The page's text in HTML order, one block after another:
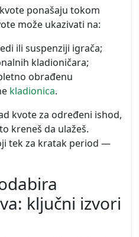
ponašaju tokom
može ukazivati na:
ili suspenziji igrača;
kladioničara;
obrađenu
kladionica.
kvote za određeni ishod,
kreneš da ulažeš.
tek za kratak period —
ključni izvori